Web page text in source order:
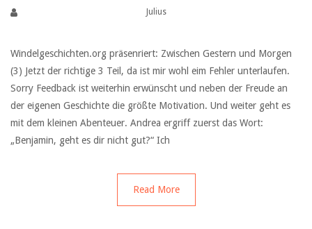
Julius
Windelgeschichten.org präsenriert: Zwischen Gestern und Morgen
(3) Jetzt der richtige 3 Teil, da ist mir wohl eim Fehler unterlaufen.
Sorry Feedback ist weiterhin erwünscht und neben der Freude an
der eigenen Geschichte die größte Motivation. Und weiter geht es
mit dem kleinen Abenteuer. Andrea ergriff zuerst das Wort:
„Benjamin, geht es dir nicht gut?“ Ich
Read More